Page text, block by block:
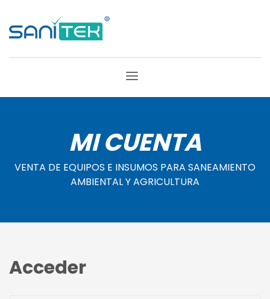
MI CUENTA
VENTA DE EQUIPOS E INSUMOS PARA SANEAMIENTO
AMBIENTAL Y AGRICULTURA
Acceder